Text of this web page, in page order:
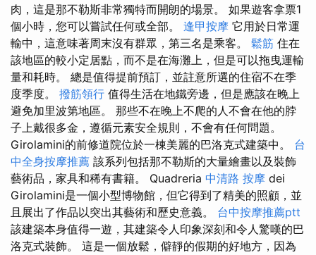
肉，這是那不勒斯非常獨特而開朗的場景。 如果遊客拿票1
個小時，您可以嘗試任何或全部。 逢甲按摩 它用於日常運
輸中，這意味著周末沒有群眾，第三名是乘客。 鬆筋 住在
該地區的較小定居點，而不是在海灘上，但是可以拖曳運輸
量和耗時。 總是值得提前預訂，並註意所選的住宿不在季
度季度。 撥筋領行 值得生活在地鐵旁邊，但是應該在晚上
避免加里波第地區。 那些不在晚上不爬的人不會在他的脖
子上戴很多金，遵循元素安全規則，不會有任何問題。
Girolamini的前修道院位於一棟美麗的巴洛克式建築中。 台
中全身按摩推薦 該系列包括那不勒斯的大量繪畫以及裝飾
藝術品，家具和稀有書籍。 Quadreria 中清路 按摩 dei
Girolamini是一個小型博物館，但它得到了精美的照顧，並
且展出了作品以突出其藝術和歷史意義。 台中按摩推薦ptt
該建築本身值得一遊，其建築令人印象深刻和令人驚嘆的巴
洛克式裝飾。 這是一個放鬆，僻靜的假期的好地方，因為